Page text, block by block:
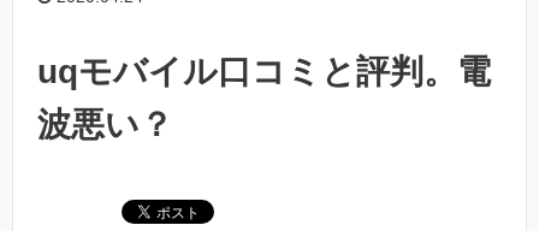
uqモバイル口コミと評判。電
波悪い？